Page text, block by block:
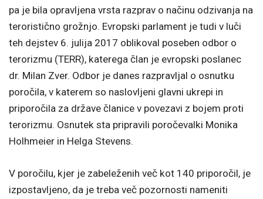
pa je bila opravljena vrsta razprav o načinu odzivanja na
teroristično grožnjo. Evropski parlament je tudi v luči
teh dejstev 6. julija 2017 oblikoval poseben odbor o
terorizmu (TERR), katerega član je evropski poslanec
dr. Milan Zver. Odbor je danes razpravljal o osnutku
poročila, v katerem so naslovljeni glavni ukrepi in
priporočila za države članice v povezavi z bojem proti
terorizmu. Osnutek sta pripravili poročevalki Monika
Holhmeier in Helga Stevens.
V poročilu, kjer je zabeleženih več kot 140 priporočil, je
izpostavljeno, da je treba več pozornosti nameniti